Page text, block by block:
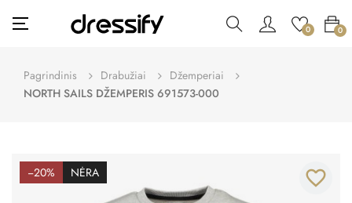
Toggle
navigation
☰ 0 0
Pagrindinis Drabužiai
Džemperiai
NORTH SAILS DŽEMPERIS 691573-000
−20% NĖRA favorite_border